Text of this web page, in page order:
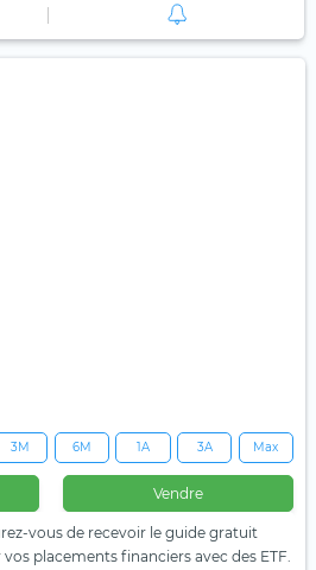
3M 6M 1A 3A Max
Vendre
vous de recevoir le guide gratuit
vos placements financiers avec des ETF.